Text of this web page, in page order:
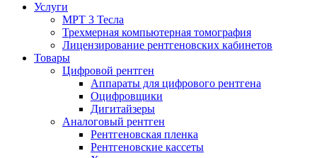
Услуги
МРТ 3 Тесла
Трехмерная компьютерная томография
Лицензирование рентгеновских кабинетов
Товары
Цифровой рентген
Аппараты для цифрового рентгена
Оцифровщики
Дигитайзеры
Аналоговый рентген
Рентгеновская пленка
Рентгеновские кассеты